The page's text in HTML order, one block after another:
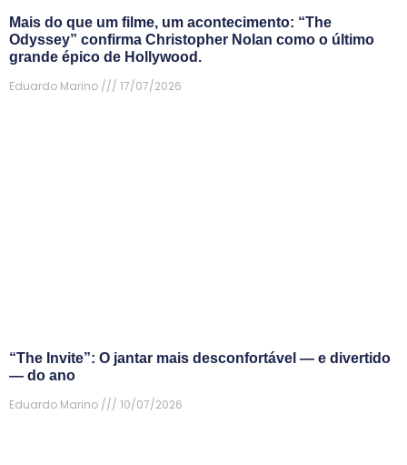
Mais do que um filme, um acontecimento: “The
Odyssey” confirma Christopher Nolan como o último
grande épico de Hollywood.
Eduardo Marino
17/07/2026
“The Invite”: O jantar mais desconfortável — e divertido
— do ano
Eduardo Marino
10/07/2026